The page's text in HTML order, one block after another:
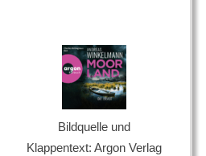
Bildquelle und
Klappentext: Argon Verlag